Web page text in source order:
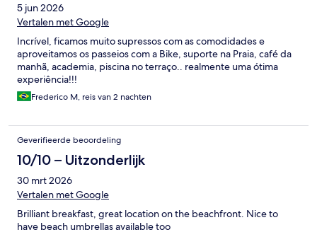
5 jun 2026
Vertalen met Google
Incrível, ficamos muito supressos com as comodidades e
aproveitamos os passeios com a Bike, suporte na Praia, café da
manhã, academia, piscina no terraço.. realmente uma ótima
experiência!!!
Frederico M, reis van 2 nachten
Geverifieerde beoordeling
10/10 – Uitzonderlijk
30 mrt 2026
Vertalen met Google
Brilliant breakfast, great location on the beachfront. Nice to
have beach umbrellas available too